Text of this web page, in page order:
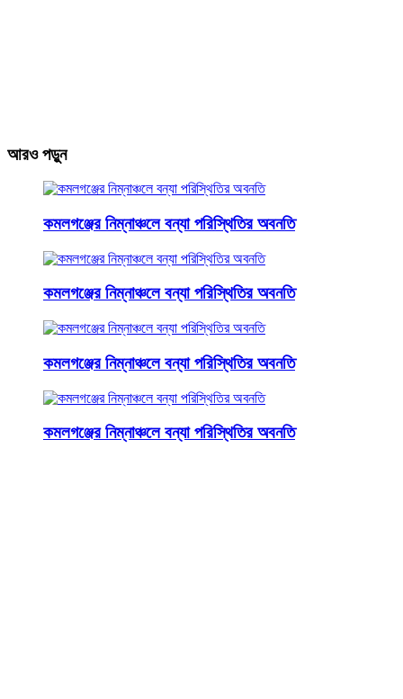
আরও পড়ুন
কমলগঞ্জের নিম্নাঞ্চলে বন্যা পরিস্থিতির অবনতি
কমলগঞ্জের নিম্নাঞ্চলে বন্যা পরিস্থিতির অবনতি
কমলগঞ্জের নিম্নাঞ্চলে বন্যা পরিস্থিতির অবনতি
কমলগঞ্জের নিম্নাঞ্চলে বন্যা পরিস্থিতির অবনতি